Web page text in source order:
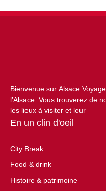
Bienvenue sur Alsace
l’Alsace. Vous trouverez de
les lieux à visiter et leur
En un clin d'oeil
City Break
Food & drink
Histoire & patrimoine